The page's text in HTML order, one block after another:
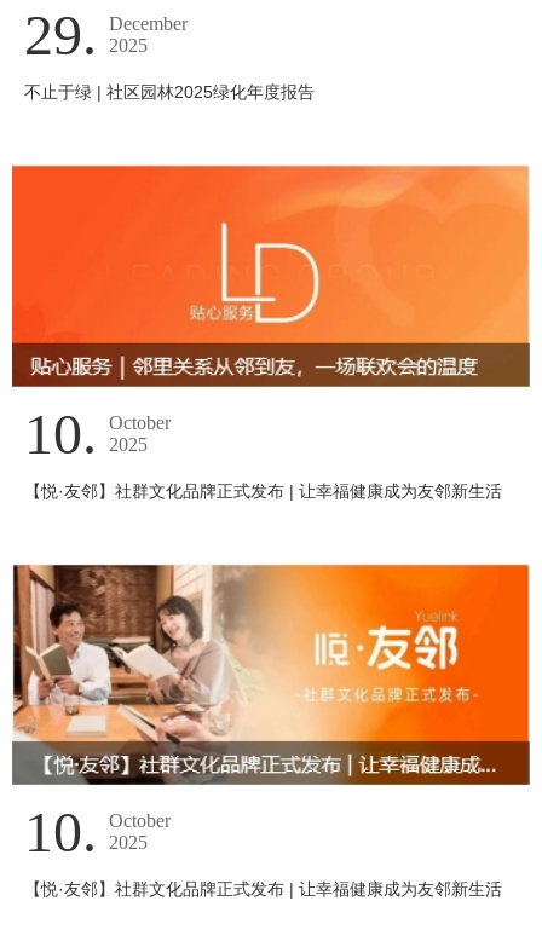
29.
December
2025
不止于绿 | 社区园林2025绿化年度报告
10.
October
2025
【悦·友邻】社群文化品牌正式发布 | 让幸福健康成为友邻新生活
10.
October
2025
【悦·友邻】社群文化品牌正式发布 | 让幸福健康成为友邻新生活